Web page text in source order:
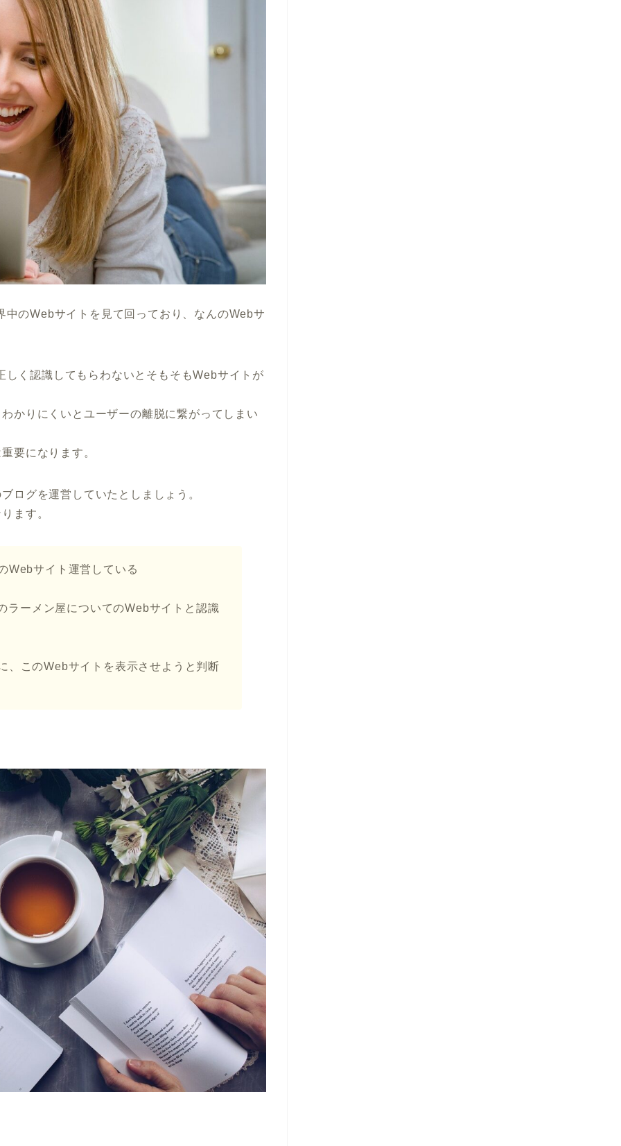
のWebサイトを見て回っており、なんのWebサ
く認識してもらわないとそもそもWebサイトが
かりにくいとユーザーの離脱に繋がってしまい
要になります。
ログを運営していたとしましょう。
ます。
Webサイト運営している
ラーメン屋についてのWebサイトと認識
、このWebサイトを表示させようと判断